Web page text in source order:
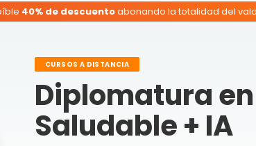
40% de descuentoabonando la totalidad del
CURSOS A DISTANCIA
Diplomatura
Saludable + IA